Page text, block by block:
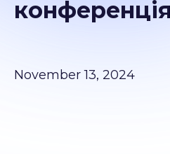
November 13, 2024